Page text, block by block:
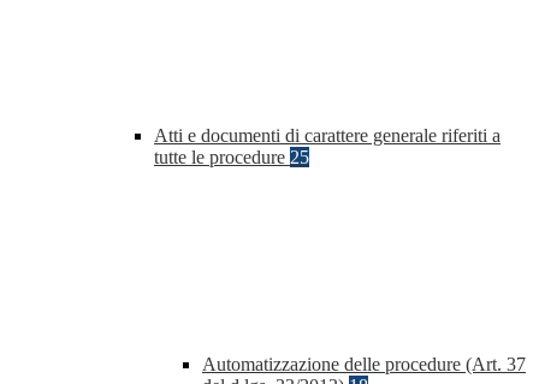
Atti e documenti di carattere generale riferiti a
tutte le procedure 25
Automatizzazione delle procedure (Art. 37